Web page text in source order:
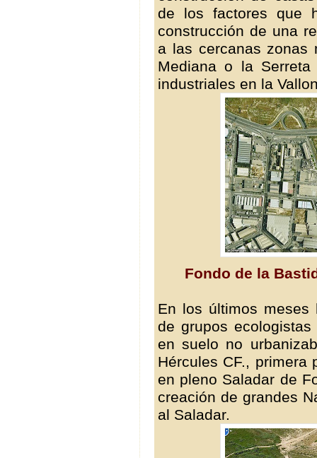
de los factores que
construcción de una
a las cercanas zonas
Mediana o la
industriales en la
Fondo de la
En los últimos meses
de grupos
en suelo no
Hércules CF., primera
en pleno Saladar de
creación de grandes
al Saladar.